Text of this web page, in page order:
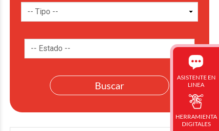
ASISTENTE EN
LINEA
HERRAMIENTA
DIGITALES